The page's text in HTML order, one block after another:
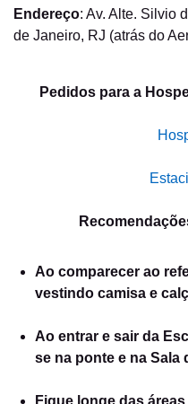
Endereço: Av. Alte. Silvio
de Janeiro, RJ (atrás do
Pedidos para a
Ao comparecer ao
vestindo camisa e
Ao entrar e sair da
se na ponte e na Sala